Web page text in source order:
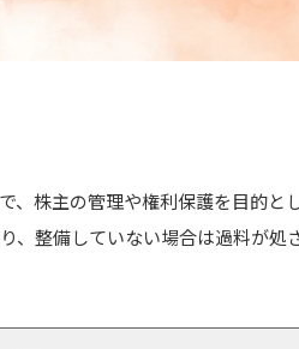
、株主の管理や権利保護を目的と
、整備していない場合は過料が処